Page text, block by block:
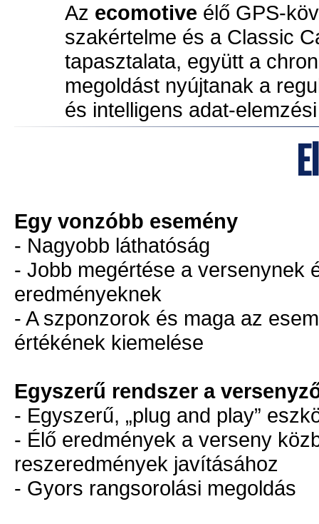
Az ecomotive élő GPS-
szakértelme és a Classic
tapasztalata, együtt a
megoldást nyújtanak a
és intelligens adat-
Egy vonzóbb esemény
- Nagyobb láthatóság
- Jobb megértése a versenynek
eredményeknek
- A szponzorok és maga az
értékének kiemelése
Egyszerű rendszer a
- Egyszerű, „plug and play”
- Élő eredmények a verseny
reszeredmények javításához
- Gyors rangsorolási megoldás